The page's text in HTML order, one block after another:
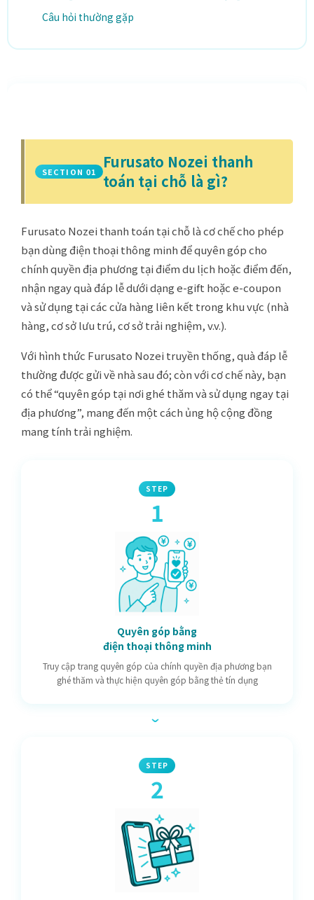
Câu hỏi thường gặp
SECTION 01
Furusato Nozei thanh
toán tại chỗ là gì?
Furusato Nozei thanh toán tại chỗ là cơ chế cho phép
bạn dùng điện thoại thông minh để quyên góp cho
chính quyền địa phương tại điểm du lịch hoặc điểm đến,
nhận ngay quà đáp lễ dưới dạng e-gift hoặc e-coupon
và sử dụng tại các cửa hàng liên kết trong khu vực (nhà
hàng, cơ sở lưu trú, cơ sở trải nghiệm, v.v.).
Với hình thức Furusato Nozei truyền thống, quà đáp lễ
thường được gửi về nhà sau đó; còn với cơ chế này, bạn
có thể “quyên góp tại nơi ghé thăm và sử dụng ngay tại
địa phương”, mang đến một cách ủng hộ cộng đồng
mang tính trải nghiệm.
STEP
1
Quyên góp bằng
điện thoại thông minh
Truy cập trang quyên góp của chính quyền địa phương bạn
ghé thăm và thực hiện quyên góp bằng thẻ tín dụng
›
STEP
2